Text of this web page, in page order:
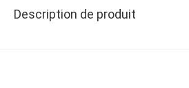
Description de produit